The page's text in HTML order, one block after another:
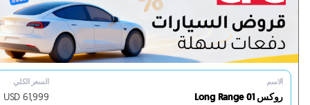
الاسم
روكس 01 Long Range
السعر الكلي
USD 61,999